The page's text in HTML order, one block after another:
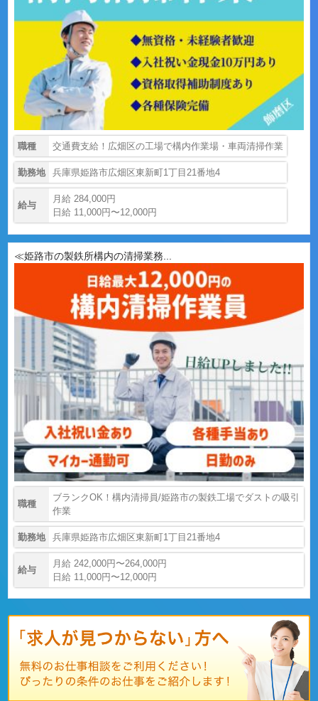
職種 交通費支給！広畑区の工場で構内作業場・車両清掃作業
勤務地 兵庫県姫路市広畑区東新町1丁目21番地4
給与
月給 284,000円
日給 11,000円〜12,000円
≪姫路市の製鉄所構内の清掃業務...
職種
ブランクOK！構内清掃員/姫路市の製鉄工場でダストの吸引
作業
勤務地 兵庫県姫路市広畑区東新町1丁目21番地4
給与
月給 242,000円〜264,000円
日給 11,000円〜12,000円